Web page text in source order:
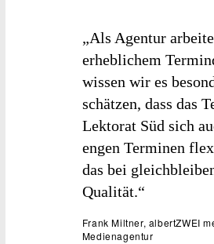
„Als Agentur
erheblichem
wissen wir es
schätzen, dass das
Lektorat Süd sich
engen Terminen
das bei
Qualität.“
Frank Miltner, albertZWEI
Medienagentur